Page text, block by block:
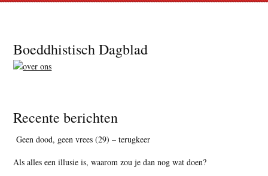
Footer
Boeddhistisch Dagblad
Recente berichten
Geen dood, geen vrees (29) – terugkeer
Als alles een illusie is, waarom zou je dan nog wat doen?